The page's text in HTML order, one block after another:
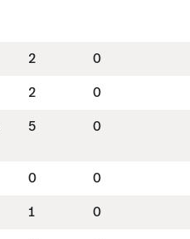
2 0
2 0
5 0
0 0
1 0